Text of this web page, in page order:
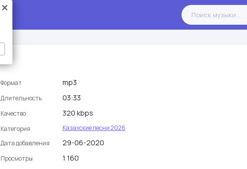
Формат mp3
Длительность 03:33
Качество 320 kbps
Категория
Казахские песни 2026
Дата добавления
29-06-2020
Просмотры 1 160